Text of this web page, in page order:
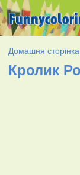
Домашня сторінка
Кролик